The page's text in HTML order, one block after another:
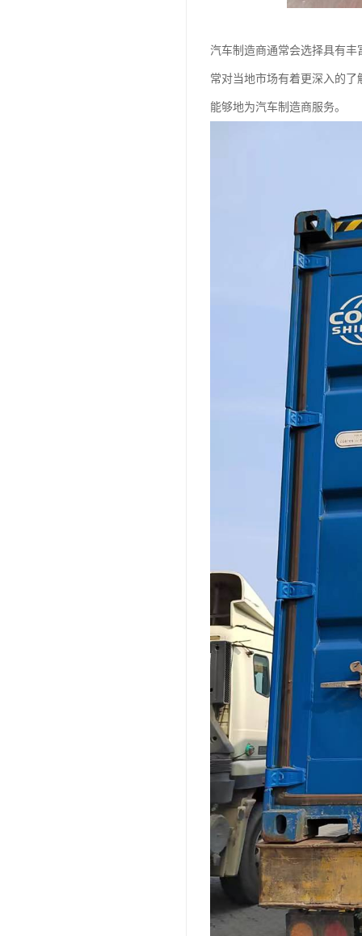
汽车制造商通常会选择具有
常对当地市场有着更深入的
能够地为汽车制造商服务。